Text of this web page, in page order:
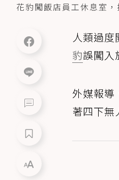
花豹闖飯店員工休息室
人類過
豹誤闖入
外媒報導
著四下無